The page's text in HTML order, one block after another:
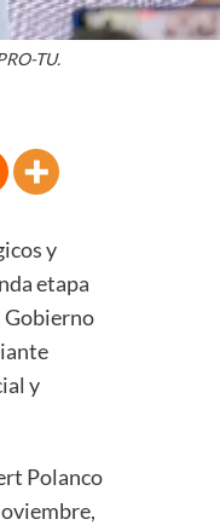
TU.
y
etapa
Gobierno
y
Polanco